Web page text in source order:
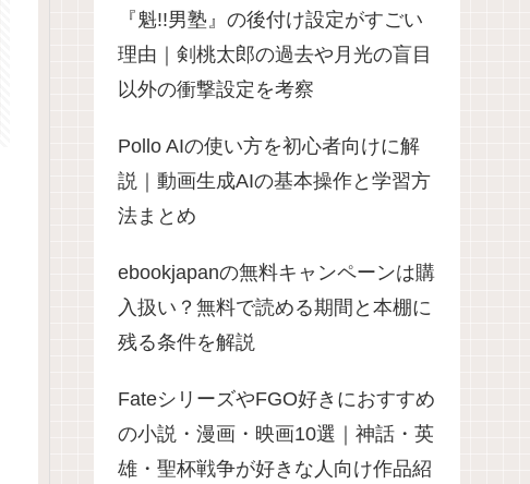
『魁!!男塾』の後付け設定がすごい
理由｜剣桃太郎の過去や月光の盲目
以外の衝撃設定を考察
Pollo AIの使い方を初心者向けに解
説｜動画生成AIの基本操作と学習方
法まとめ
ebookjapanの無料キャンペーンは購
入扱い？無料で読める期間と本棚に
残る条件を解説
FateシリーズやFGO好きにおすすめ
の小説・漫画・映画10選｜神話・英
雄・聖杯戦争が好きな人向け作品紹